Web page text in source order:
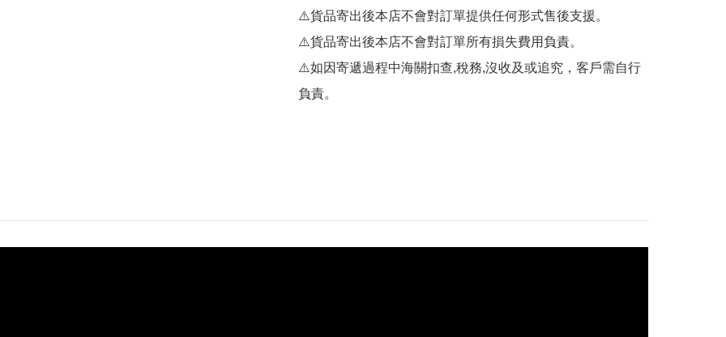
⚠️貨品寄出後本店不會對訂單提供任何形式售後支援。
⚠️貨品寄出後本店不會對訂單所有損失費用負責。
⚠️如因寄遞過程中海關扣查,稅務,沒收及或追究，客戶需自行
負責。